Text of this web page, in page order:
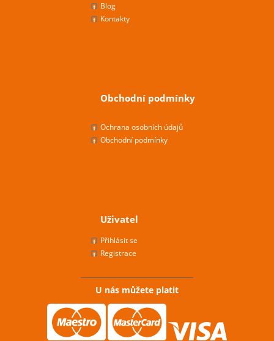
Blog
Kontakty
Obchodní podmínky
Ochrana osobních údajů
Obchodní podmínky
Uživatel
Přihlásit se
Registrace
U nás můžete platit